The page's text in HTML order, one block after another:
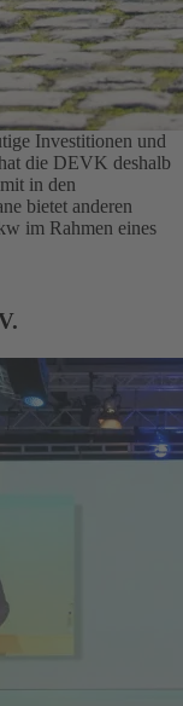
Investitionen und
die DEVK deshalb
in den
bietet anderen
im Rahmen eines